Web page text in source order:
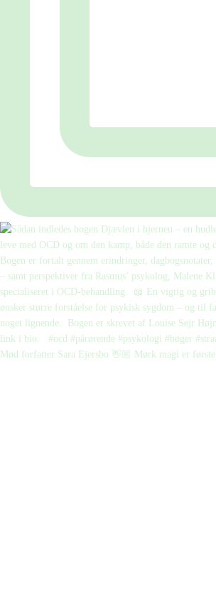
Mød forfatter Sara Ejersbo 👋🏼 Mørk magi er første